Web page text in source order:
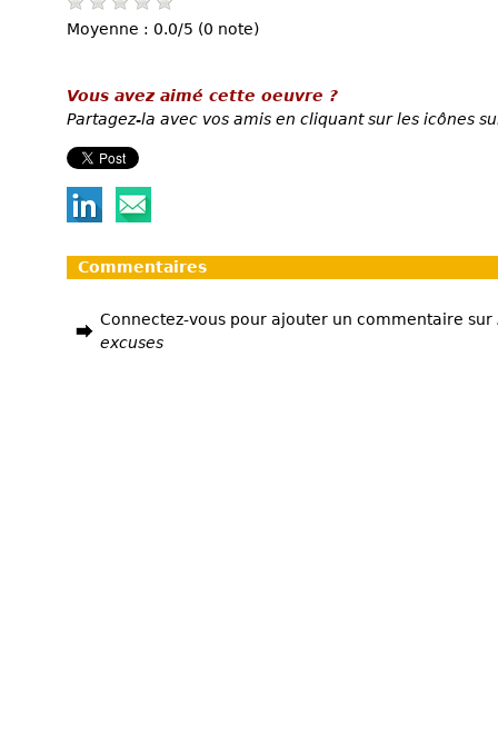
Moyenne : 0.0/5 (0 note)
Vous avez aimé cette oeuvre ?
Partagez-la avec vos amis en cliquant sur les icônes
Commentaires
Connectez-vous pour ajouter un commentaire sur
excuses